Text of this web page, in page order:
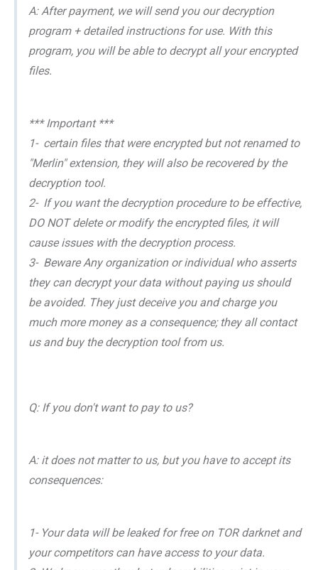
A: After payment, we will send you our decryption
program + detailed instructions for use. With this
program, you will be able to decrypt all your encrypted
files.
*** Important ***
1- certain files that were encrypted but not renamed to
"Merlin" extension, they will also be recovered by the
decryption tool.
2- If you want the decryption procedure to be effective,
DO NOT delete or modify the encrypted files, it will
cause issues with the decryption process.
3- Beware Any organization or individual who asserts
they can decrypt your data without paying us should
be avoided. They just deceive you and charge you
much more money as a consequence; they all contact
us and buy the decryption tool from us.
Q: If you don't want to pay to us?
A: it does not matter to us, but you have to accept its
consequences:
1- Your data will be leaked for free on TOR darknet and
your competitors can have access to your data.